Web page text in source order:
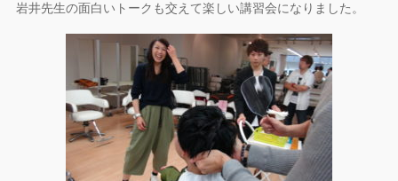
岩井先生の面白いトークも交えて楽しい講習会になりました。